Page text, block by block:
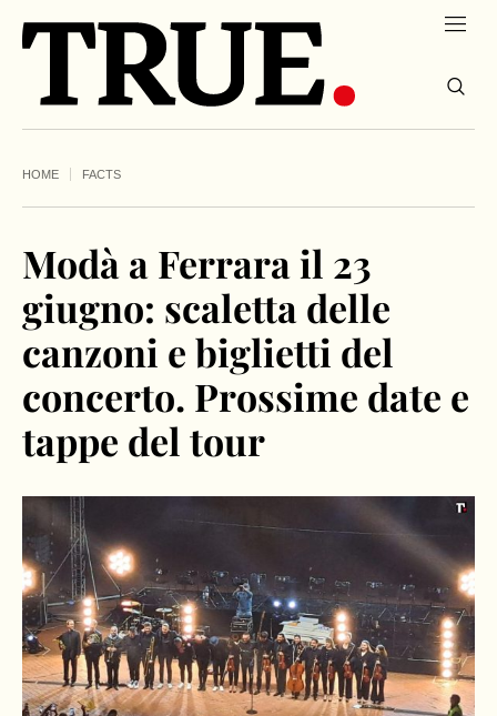
HOME FACTS
Modà a Ferrara il 23
giugno: scaletta delle
canzoni e biglietti del
concerto. Prossime date e
tappe del tour